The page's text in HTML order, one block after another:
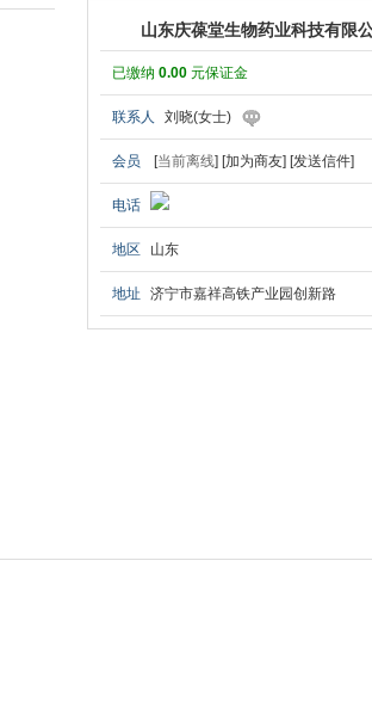
山东庆葆堂生物药业科技有限
已缴纳 0.00 元保证金
联系人 刘晓(女士)
会员 [当前离线] [加为商友] [发送信件]
电话
地区 山东
地址 济宁市嘉祥高铁产业园创新路